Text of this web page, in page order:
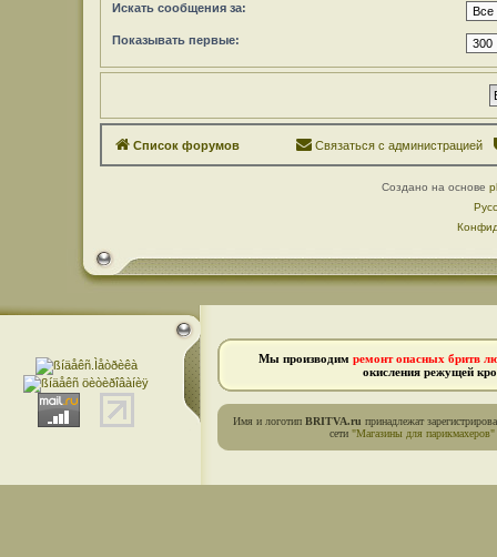
Искать сообщения за:
Показывать первые:
Список форумов Связаться с администрацией
Создано на основе
Мы производим ремонт опасных бритв
окисления режущей
Имя и логотип BRITVA.ru принадлежат
сети "Магазины для парикмахеров"